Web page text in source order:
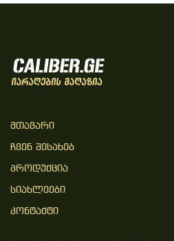
Მთავარი
Ჩვენ Შესახებ
Პროდუქცია
Სიახლეები
Კონტაქტი